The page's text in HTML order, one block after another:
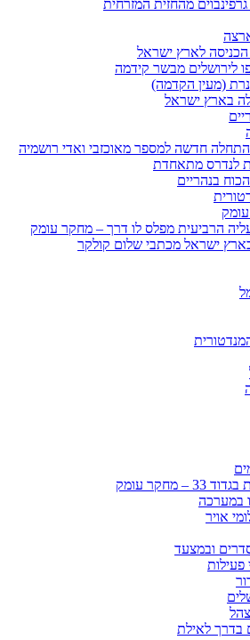
מהחזית המזרחית
לארץ ישראל
מבשר קידמה
הקדמה)
חדשה למספר מאוכזבי ואדי רושמיה
בנהריים
הרביעית מפלס לו דרך – מחקר עומק
ישראל מכתבי שלום קולקר
עומק
ובמצעד